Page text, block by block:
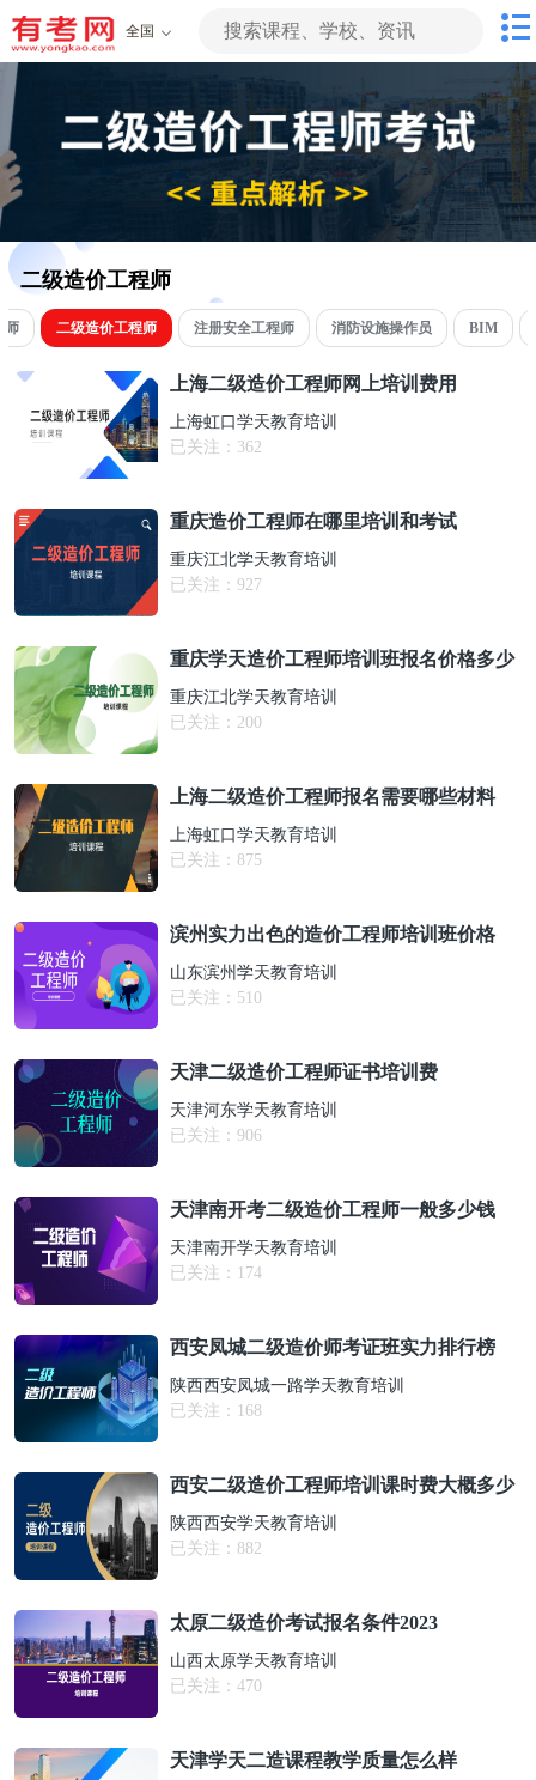
全国
二级造价工程师
师 二级造价工程师 注册安全工程师 消防设施操作员 BIM
上海二级造价工程师网上培训费用
上海虹口学天教育培训
已关注： 362
重庆造价工程师在哪里培训和考试
重庆江北学天教育培训
已关注： 927
重庆学天造价工程师培训班报名价格多少
重庆江北学天教育培训
已关注： 200
上海二级造价工程师报名需要哪些材料
上海虹口学天教育培训
已关注： 875
滨州实力出色的造价工程师培训班价格
山东滨州学天教育培训
已关注： 510
天津二级造价工程师证书培训费
天津河东学天教育培训
已关注： 906
天津南开考二级造价工程师一般多少钱
天津南开学天教育培训
已关注： 174
西安凤城二级造价师考证班实力排行榜
陕西西安凤城一路学天教育培训
已关注： 168
西安二级造价工程师培训课时费大概多少
陕西西安学天教育培训
已关注： 882
太原二级造价考试报名条件2023
山西太原学天教育培训
已关注： 470
天津学天二造课程教学质量怎么样